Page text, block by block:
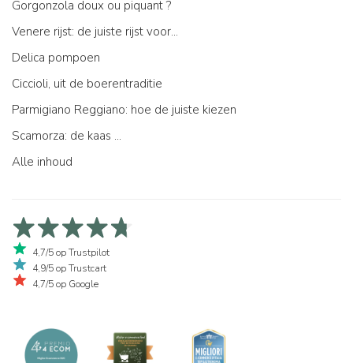
Gorgonzola doux ou piquant ?
Venere rijst: de juiste rijst voor...
Delica pompoen
Ciccioli, uit de boerentraditie
Parmigiano Reggiano: hoe de juiste kiezen
Scamorza: de kaas ...
Alle inhoud
4,7/5 op Trustpilot
4,9/5 op Trustcart
4,7/5 op Google